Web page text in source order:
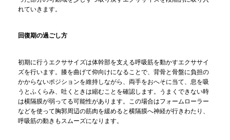
れていきます。
回復期の過ごし方
初期に行うエクササイズは体幹部を支える呼吸筋を動かすエクササイ
ズを行います。膝を曲げて仰向けになることで、背骨と骨盤に負担の
かからないポジションを維持しながら、両手をおへそに当て、息を吸
うとふくらみ、吐くときは縮むことを確認します。うまくできない時
は横隔膜が弱ってる可能性があります。この場合はフォームローラー
などを使って胸郭周辺の筋肉を緩めると横隔膜へ神経が行きわたり、
呼吸筋の動きもスムーズになります。